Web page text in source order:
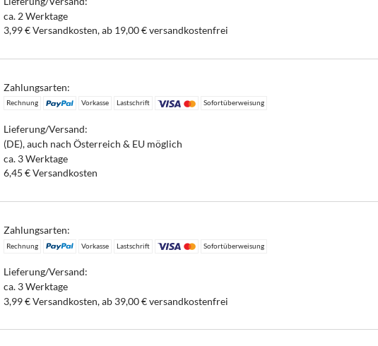
ca. 2 Werktage
3,99 € Versandkosten, ab 19,00 € versandkostenfrei
Zahlungsarten:
Rechnung Vorkasse Lastschrift Sofortüberweisung
Lieferung/Versand:
(DE), auch nach Österreich & EU möglich
ca. 3 Werktage
6,45 € Versandkosten
Zahlungsarten:
Rechnung Vorkasse Lastschrift Sofortüberweisung
Lieferung/Versand:
ca. 3 Werktage
3,99 € Versandkosten, ab 39,00 € versandkostenfrei